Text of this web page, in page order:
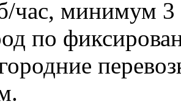
час, минимум 3
по